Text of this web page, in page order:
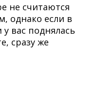
не считаются
однако если в
вас поднялась
сразу же